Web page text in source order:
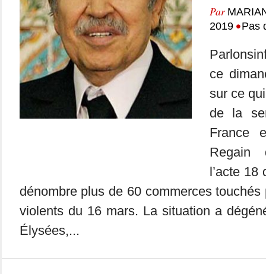
Par
2019 •Pas
ce
sur ce
de la
France
Regain
l’acte 18
dénombre plus de 60 commerces
violents du 16 mars. La situation a
Élysées,...